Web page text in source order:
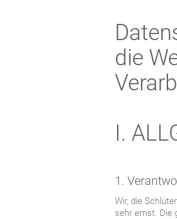
die
I.
1.
Wir, die
sehr ernst. Die